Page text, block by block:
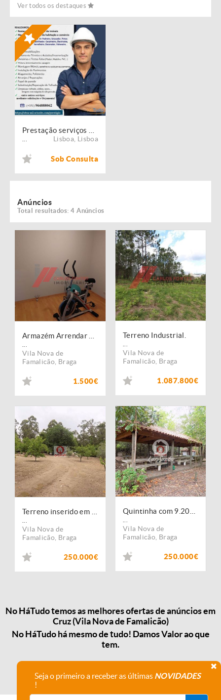
Ver todos os destaques
Lisboa Lisboa
Sob Consulta
Anúncios
Total resultados: 4 Anúncios
Vila Nova de
Famalicão Braga
1.500€
Terreno Industrial.
Vila Nova de
Famalicão Braga
1.087.800€
Vila Nova de
Famalicão Braga
250.000€
Vila Nova de
Famalicão Braga
250.000€
No HáTudo temos as melhores ofertas de anúncios em
Cruz (Vila Nova de Famalicão)
No HáTudo há mesmo de tudo! Damos Valor ao que
tem.
Seja o primeiro a receber as últimas NOVIDADES
!